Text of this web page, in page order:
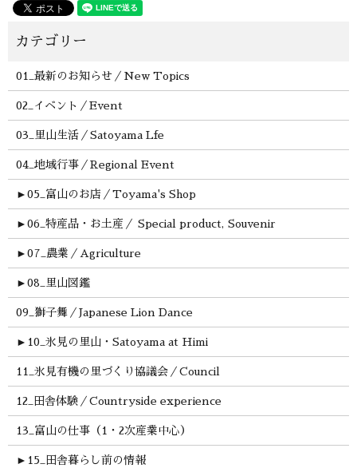
01_最新のお知らせ／New Topics
02_イベント／Event
03_里山生活／Satoyama Lfe
04_地域行事／Regional Event
► 05_富山のお店／Toyama's Shop
► 06_特産品・お土産／ Special product, Souvenir
► 07_農業／Agriculture
► 08_里山図鑑
09_獅子舞／Japanese Lion Dance
► 10_氷見の里山・Satoyama at Himi
11_氷見有機の里づくり協議会／Council
12_田舎体験／Countryside experience
13_富山の仕事（1・2次産業中心）
► 15_田舎暮らし前の情報